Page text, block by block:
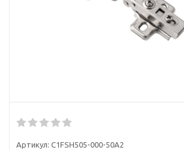
Артикул: C1FSH505-000-50A2